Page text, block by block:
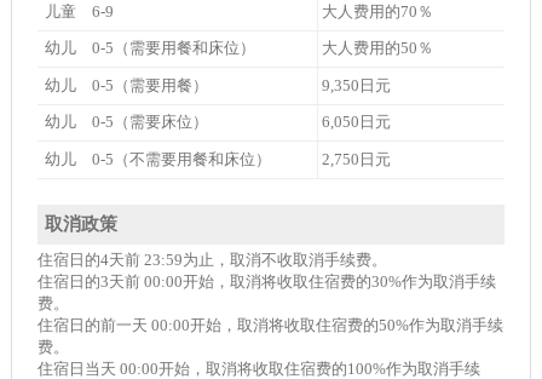
儿童 6-9 大人费用的70％
幼儿 0-5（需要用餐和床位） 大人费用的50％
幼儿 0-5（需要用餐） 9,350日元
幼儿 0-5（需要床位） 6,050日元
幼儿 0-5（不需要用餐和床位） 2,750日元
取消政策
住宿日的4天前 23:59为止，取消不收取消手续费。
住宿日的3天前 00:00开始，取消将收取住宿费的30%作为取消手续
费。
住宿日的前一天 00:00开始，取消将收取住宿费的50%作为取消手续
费。
住宿日当天 00:00开始，取消将收取住宿费的100%作为取消手续